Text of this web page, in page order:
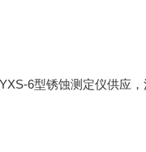
6型锈蚀测定仪供应